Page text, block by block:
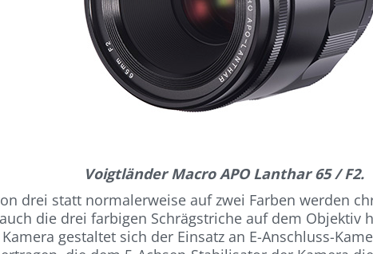
Voigtländer Macro APO Lanthar 65 / F2.
drei statt normalerweise auf zwei Farben werden
die drei farbigen Schrägstriche auf dem Objektiv
gestaltet sich der Einsatz an E-Anschluss-